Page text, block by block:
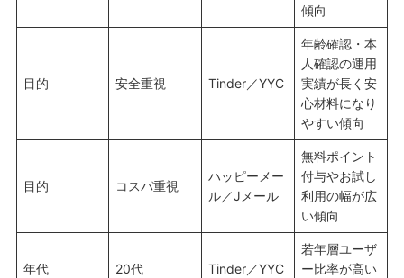
傾向
目的 安全重視 Tinder／YYC
年齢確認・本
人確認の運用
実績が長く安
心材料になり
やすい傾向
目的 コスパ重視
ハッピーメー
ル／Jメール
無料ポイント
付与やお試し
利用の幅が広
い傾向
年代 20代 Tinder／YYC
若年層ユーザ
ー比率が高い